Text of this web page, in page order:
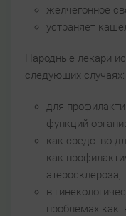
желчегонное
устраняет
Народные лекари
следующих случаях:
для
функций
как средство
как
атеросклероза;
в
проблемах как: